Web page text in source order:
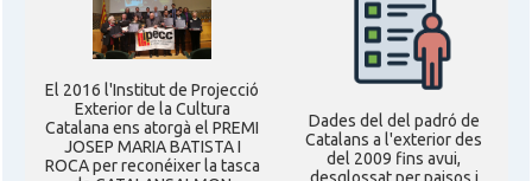
El 2016 l'Institut de Projecció
Exterior de la Cultura
Catalana ens atorgà el PREMI
JOSEP MARIA BATISTA I
ROCA per reconéixer la tasca
Dades del del padró de
Catalans a l'exterior des
del 2009 fins avui,